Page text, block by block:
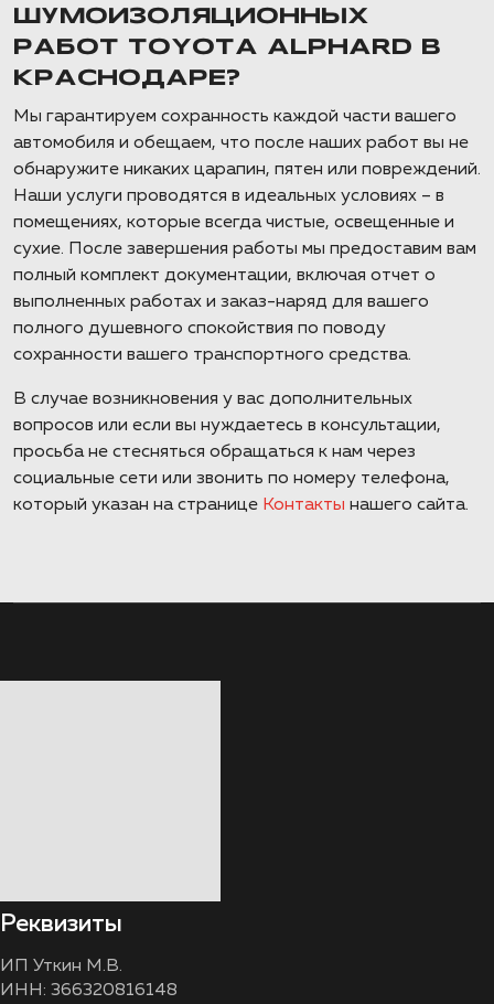
ШУМОИЗОЛЯЦИОННЫХ
РАБОТ TOYOTA ALPHARD В
КРАСНОДАРЕ?
Мы гарантируем сохранность каждой части вашего
автомобиля и обещаем, что после наших работ вы не
обнаружите никаких царапин, пятен или повреждений.
Наши услуги проводятся в идеальных условиях – в
помещениях, которые всегда чистые, освещенные и
сухие. После завершения работы мы предоставим вам
полный комплект документации, включая отчет о
выполненных работах и заказ-наряд для вашего
полного душевного спокойствия по поводу
сохранности вашего транспортного средства.
В случае возникновения у вас дополнительных
вопросов или если вы нуждаетесь в консультации,
просьба не стесняться обращаться к нам через
социальные сети или звонить по номеру телефона,
который указан на странице Контакты нашего сайта.
Реквизиты
ИП Уткин М.В.
ИНН: 366320816148